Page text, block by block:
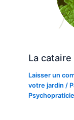
La
Laisser un
votre jardin /